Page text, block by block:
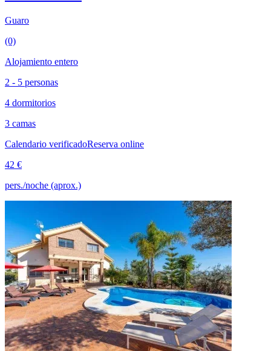
Guaro
(0)
Alojamiento entero
2 - 5 personas
4 dormitorios
3 camas
Calendario verificadoReserva online
42 €
pers./noche (aprox.)